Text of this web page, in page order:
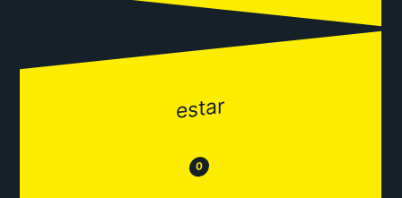
estar
😒 0 😂